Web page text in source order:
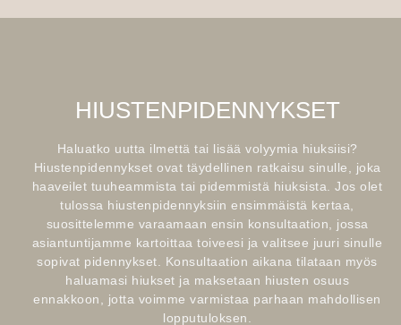
HIUSTENPIDENNYKSET
Haluatko uutta ilmettä tai lisää volyymia hiuksiisi?
Hiustenpidennykset ovat täydellinen ratkaisu sinulle, joka
haaveilet tuuheammista tai pidemmistä hiuksista. Jos olet
tulossa hiustenpidennyksiin ensimmäistä kertaa,
suosittelemme varaamaan ensin konsultaation, jossa
asiantuntijamme kartoittaa toiveesi ja valitsee juuri sinulle
sopivat pidennykset. Konsultaation aikana tilataan myös
haluamasi hiukset ja maksetaan hiusten osuus
ennakkoon, jotta voimme varmistaa parhaan mahdollisen
lopputuloksen.